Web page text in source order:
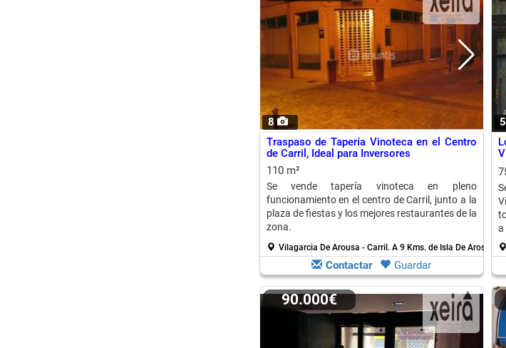
8
Traspaso de Tapería Vinoteca en el Centro
de Carril, Ideal para Inversores
110 m²
Se vende tapería vinoteca en pleno
funcionamiento en el centro de Carril, junto a la
plaza de fiestas y los mejores restaurantes de la
zona.
Vilagarcia De Arousa - Carril. A 9 Kms. de Isla De Arosa
Contactar Guardar
5
a
90.000€